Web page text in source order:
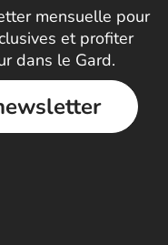
mensuelle pour
et profiter
dans le Gard.